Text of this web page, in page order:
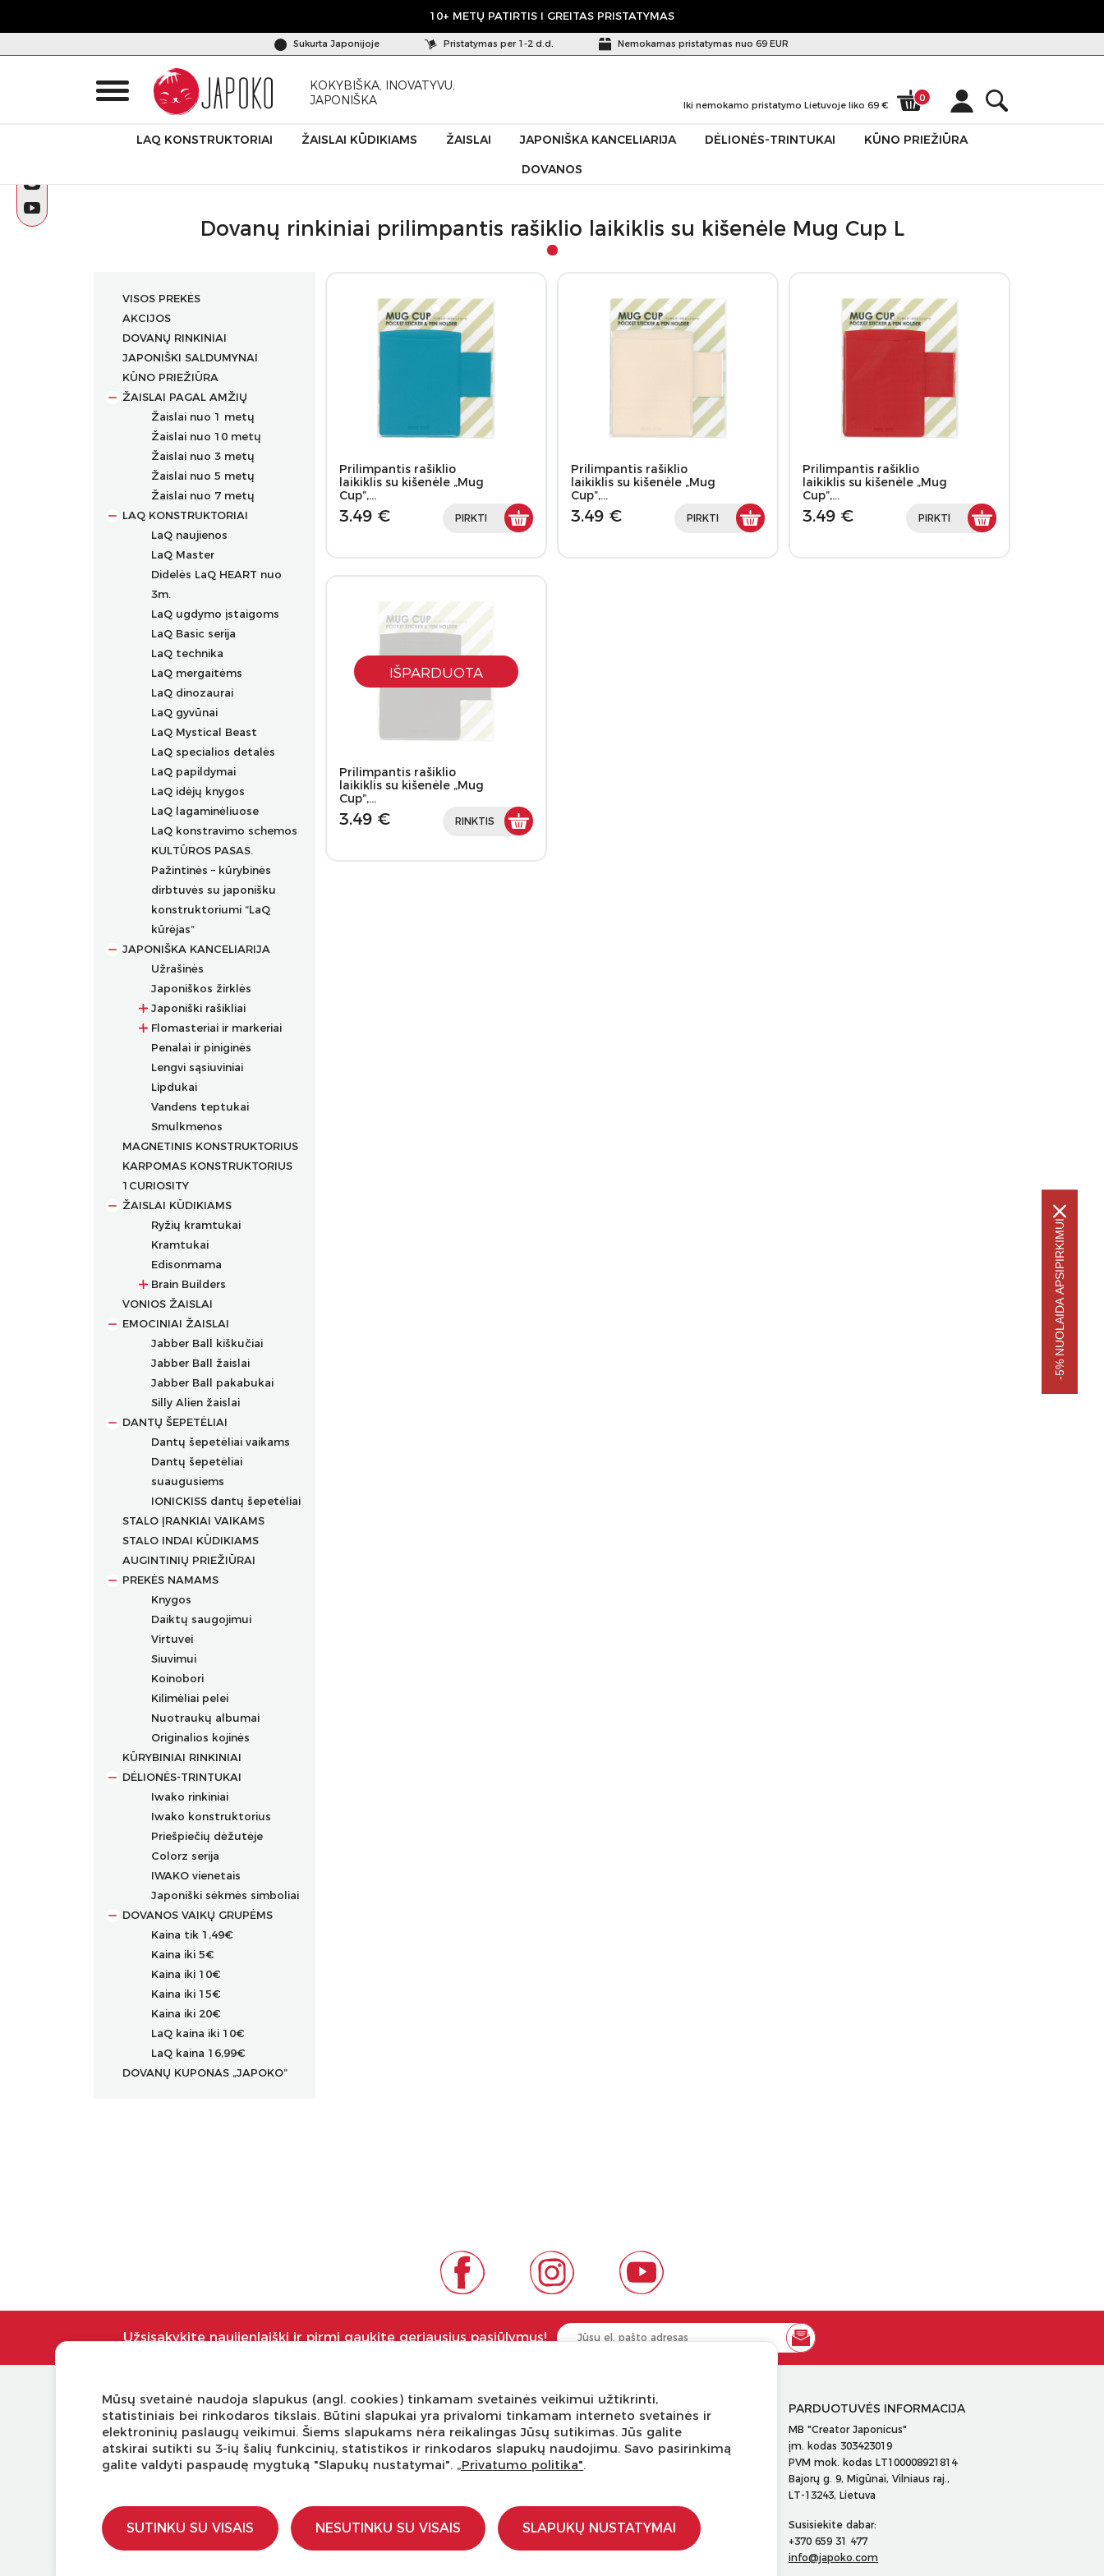
10+ METŲ PATIRTIS I GREITAS PRISTATYMAS
Sukurta Japonijoje Pristatymas per 1-2 d.d. Nemokamas pristatymas nuo 69 EUR
KOKYBIŠKA, INOVATYVU,
JAPONIŠKA
Iki nemokamo pristatymo Lietuvoje liko 69 €
0
LAQ KONSTRUKTORIAI ŽAISLAI KŪDIKIAMS ŽAISLAI JAPONIŠKA KANCELIARIJA DĖLIONĖS-TRINTUKAI
KŪNO PRIEŽIŪRA
DOVANOS
Dovanų rinkiniai prilimpantis rašiklio laikiklis su kišenėle Mug Cup L
VISOS PREKĖS
AKCIJOS
DOVANŲ RINKINIAI
JAPONIŠKI SALDUMYNAI
KŪNO PRIEŽIŪRA
ŽAISLAI PAGAL AMŽIŲ
Žaislai nuo 1 metų
Žaislai nuo 10 metų
Žaislai nuo 3 metų
Žaislai nuo 5 metų
Žaislai nuo 7 metų
LAQ KONSTRUKTORIAI
LaQ naujienos
LaQ Master
Didelės LaQ HEART nuo
3m.
LaQ ugdymo įstaigoms
LaQ Basic serija
LaQ technika
LaQ mergaitėms
LaQ dinozaurai
LaQ gyvūnai
LaQ Mystical Beast
LaQ specialios detalės
LaQ papildymai
LaQ idėjų knygos
LaQ lagaminėliuose
LaQ konstravimo schemos
KULTŪROS PASAS.
Pažintinės – kūrybinės
dirbtuvės su japonišku
konstruktoriumi “LaQ
kūrėjas”
JAPONIŠKA KANCELIARIJA
Užrašinės
Japoniškos žirklės
Japoniški rašikliai
Prabangūs rašikliai
Rašikliai
Grafiniai rašikliai
Ergonomiški rašikliai
Dėklai rašikliams
Flomasteriai ir markeriai
Flomasteriai
Flomasteriai tekstilei
Akriliniai markeriai
Permanentiniai markeriai
Kreidiniai markeriai
Markeriai įvairių paviršių
dekoravimui
Markeriai porcelianui
Penalai ir piniginės
Lengvi sąsiuviniai
Lipdukai
Vandens teptukai
Smulkmenos
MAGNETINIS KONSTRUKTORIUS
KARPOMAS KONSTRUKTORIUS
1CURIOSITY
ŽAISLAI KŪDIKIAMS
Ryžių kramtukai
Kramtukai
Edisonmama
Brain Builders
Žaislų rinkiniai
Žaislai nuo gimimo
Žaislai nuo 2+ mėn.
Žaislai nuo 3+ mėn.
Žaislai nuo 4+ mėn.
Žaislai nuo 5+ mėn.
Žaislai nuo 6+ mėn.
Žaislai nuo 7+ mėn.
VONIOS ŽAISLAI
EMOCINIAI ŽAISLAI
Jabber Ball kiškučiai
Jabber Ball žaislai
Jabber Ball pakabukai
Silly Alien žaislai
DANTŲ ŠEPETĖLIAI
Dantų šepetėliai vaikams
Dantų šepetėliai
suaugusiems
IONICKISS dantų šepetėliai
STALO ĮRANKIAI VAIKAMS
STALO INDAI KŪDIKIAMS
AUGINTINIŲ PRIEŽIŪRAI
PREKĖS NAMAMS
Knygos
Daiktų saugojimui
Virtuvei
Siuvimui
Koinobori
Kilimėliai pelei
Nuotraukų albumai
Originalios kojinės
KŪRYBINIAI RINKINIAI
DĖLIONĖS-TRINTUKAI
Iwako rinkiniai
Iwako konstruktorius
Priešpiečių dėžutėje
Colorz serija
IWAKO vienetais
Japoniški sėkmės simboliai
DOVANOS VAIKŲ GRUPĖMS
Kaina tik 1,49€
Kaina iki 5€
Kaina iki 10€
Kaina iki 15€
Kaina iki 20€
LaQ kaina iki 10€
LaQ kaina 16,99€
DOVANŲ KUPONAS „JAPOKO”
Prilimpantis rašiklio
laikiklis su kišenėle „Mug
Cup”,…
3.49 € PIRKTI
Prilimpantis rašiklio
laikiklis su kišenėle „Mug
Cup”,…
3.49 € PIRKTI
Prilimpantis rašiklio
laikiklis su kišenėle „Mug
Cup”,…
3.49 € PIRKTI
IŠPARDUOTA
Prilimpantis rašiklio
laikiklis su kišenėle „Mug
Cup”,…
3.49 € RINKTIS
Užsisakykite naujienlaiškį ir pirmi gaukite geriausius pasiūlymus!
KLIENTŲ APTARNAVIMAS
Pirkimo – pardavimo taisyklės
Pristatymas ir grąžinimas
Apmokėjimo būdai
Privatumo taisyklės
NAUDINGA ŽINOTI
Tinklaraštis
Kodomo edukacijos
Kūrybinės dirbtuvės
Ugdymo įstaigoms
Kur įsigyti
APIE PREKĖS ŽENKLUS
Kas yra LaQ?
BRAIN BUILDERS kūdikiams
IWAKO trintukai-dėlionės
PARDUOTUVĖS INFORMACIJA
MB "Creator Japonicus"
įm. kodas 303423019
PVM mok. kodas LT100008921814
Bajorų g. 9, Migūnai, Vilniaus raj.,
LT-13243, Lietuva
Susisiekite dabar:
+370 659 31 477
info@japoko.com
Mūsų svetainė naudoja slapukus (angl. cookies) tinkamam svetainės veikimui užtikrinti,
statistiniais bei rinkodaros tikslais. Būtini slapukai yra privalomi tinkamam interneto svetainės ir
elektroninių paslaugų veikimui. Šiems slapukams nėra reikalingas Jūsų sutikimas. Jūs galite
atskirai sutikti su 3-ių šalių funkcinių, statistikos ir rinkodaros slapukų naudojimu. Savo pasirinkimą
galite valdyti paspaudę mygtuką "Slapukų nustatymai". „Privatumo politika".
SUTINKU SU VISAIS NESUTINKU SU VISAIS SLAPUKŲ NUSTATYMAI
-5% NUOLAIDA APSIPIRKIMUI